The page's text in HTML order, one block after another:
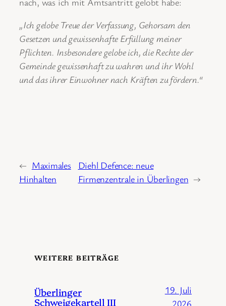
„Ich gelobe Treue der Verfassung, Gehorsam den
Gesetzen und gewissenhafte Erfüllung meiner
Pflichten. Insbesondere gelobe ich, die Rechte der
Gemeinde gewissenhaft zu wahren und ihr Wohl
und das ihrer Einwohner nach Kräften zu fördern.“
← Maximales
Hinhalten
Diehl Defence: neue
Firmenzentrale in Überlingen →
WEITERE BEITRÄGE
Überlinger
Schweigekartell III
19. Juli